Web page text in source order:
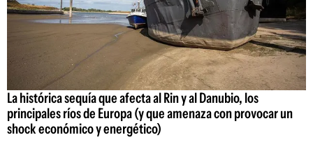
La histórica sequía que afecta al Rin y al Danubio, los
principales ríos de Europa (y que amenaza con provocar un
shock económico y energético)